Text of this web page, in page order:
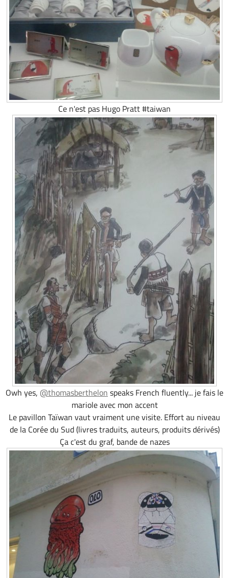
Ce n'est pas Hugo Pratt #taiwan
Owh yes, @thomasberthelon speaks French fluently... je fais le
mariole avec mon accent
Le pavillon Taïwan vaut vraiment une visite. Effort au niveau
de la Corée du Sud (livres traduits, auteurs, produits dérivés)
Ça c'est du graf, bande de nazes